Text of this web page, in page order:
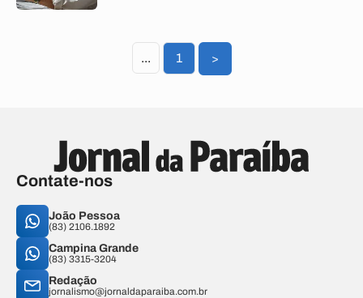
... 1 >
Contate-nos
João Pessoa
(83) 2106.1892
Campina Grande
(83) 3315-3204
Redação
jornalismo@jornaldaparaiba.com.br